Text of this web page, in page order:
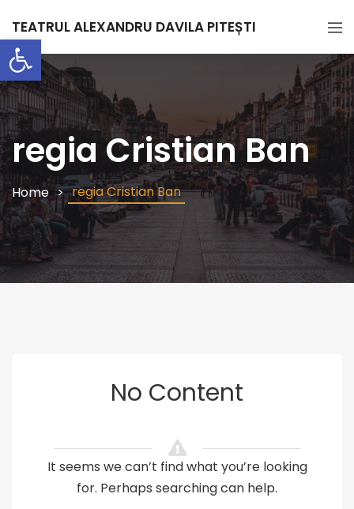
Deschide bara de unelte
TEATRUL ALEXANDRU DAVILA PITEȘTI
regia Cristian Ban
Home regia Cristian Ban
No Content
It seems we can’t find what you’re looking
for. Perhaps searching can help.